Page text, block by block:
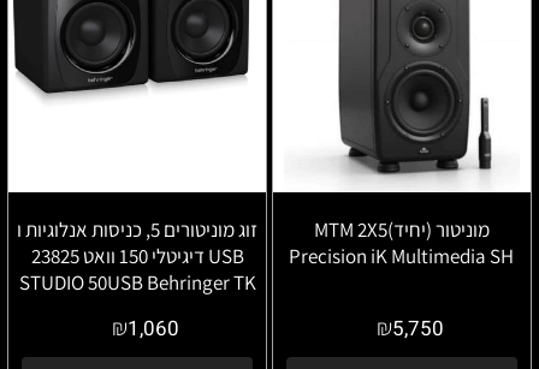
מוניטור (יחיד)MTM 2X5
Precision iK Multimedia SH
₪5,750
זוג מוניטורים 5, כניסות אנלוגיות ו
USB דיגיטלי 150 וואט 23825
STUDIO 50USB Behringer TK
₪1,060